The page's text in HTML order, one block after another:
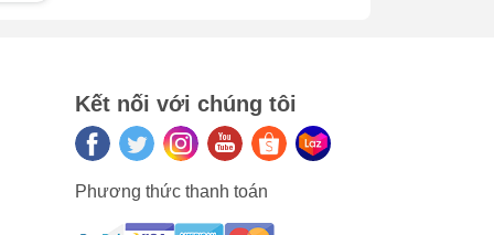
Kết nối với chúng tôi
Phương thức thanh toán